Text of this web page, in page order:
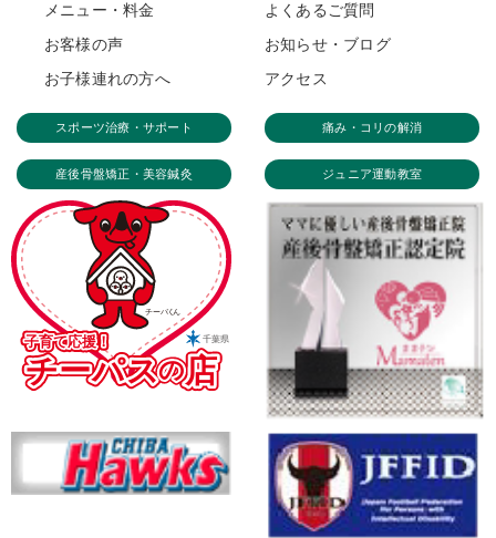
メニュー・料金
よくあるご質問
お客様の声
お知らせ・ブログ
お子様連れの方へ
アクセス
スポーツ治療・サポート 痛み・コリの解消
産後骨盤矯正・美容鍼灸 ジュニア運動教室